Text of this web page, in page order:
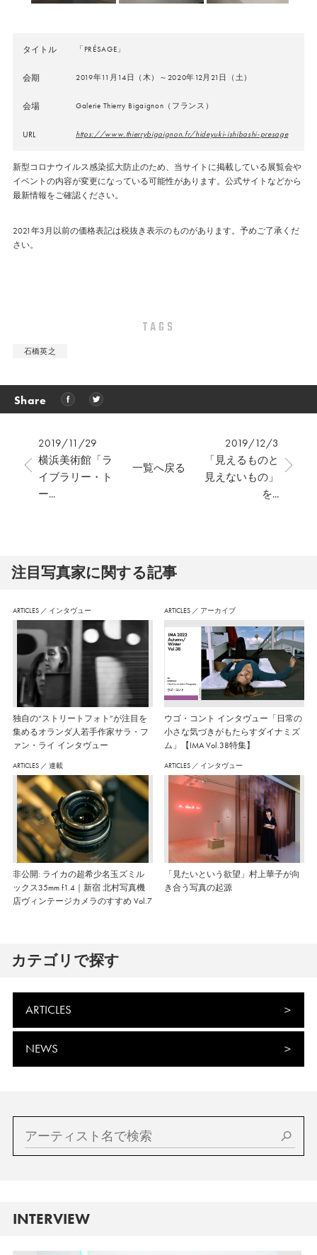
タイトル 「PRÉSAGE」
会期 2019年11月14日（木）～2020年12月21日（土）
会場 Galerie Thierry Bigaignon（フランス）
URL https://www.thierrybigaignon.fr/hideyuki-ishibashi-presage
新型コロナウイルス感染拡大防止のため、当サイトに掲載している展覧会や
イベントの内容が変更になっている可能性があります。公式サイトなどから
最新情報をご確認ください。
2021年3月以前の価格表記は税抜き表示のものがあります。予めご了承くだ
さい。
TAGS
石橋英之
Share
2019/11/29
横浜美術館「ラ
イブラリー・ト
ー...
2019/12/3
「見えるものと
見えないもの」
を...
一覧へ戻る
注⽬写真家に関する記事
ARTICLES ／ インタヴュー
独自の“ストリートフォト”が注目を
集めるオランダ人若手作家サラ・フ
ァン・ライ インタヴュー
ARTICLES ／ アーカイブ
ウゴ・コント インタヴュー「日常の
小さな気づきがもたらすダイナミズ
ム」【IMA Vol.38特集】
ARTICLES ／ 連載
非公開: ライカの超希少名玉ズミル
ックス35mm f1.4｜新宿 北村写真機
店ヴィンテージカメラのすすめ Vol.7
ARTICLES ／ インタヴュー
「見たいという欲望」村上華子が向
き合う写真の起源
カテゴリで探す
ARTICLES
NEWS
INTERVIEW